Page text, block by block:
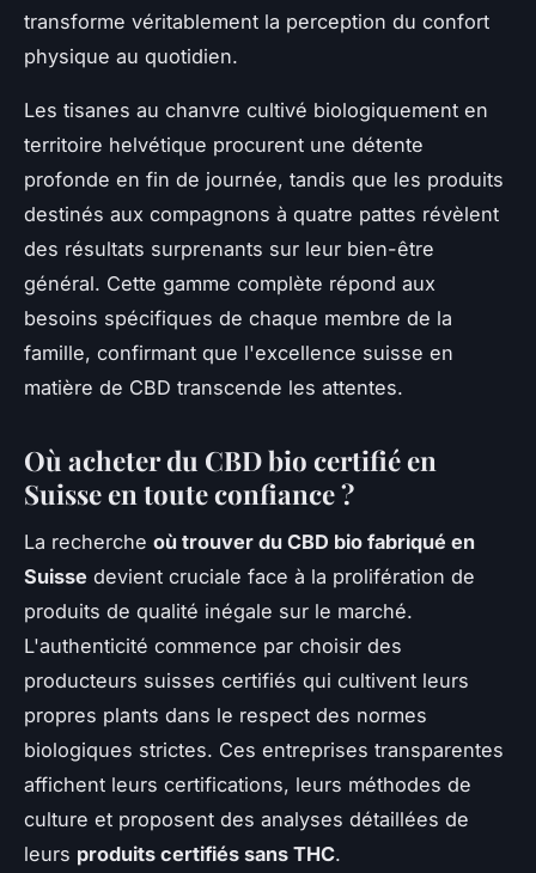
transforme véritablement la perception du confort
physique au quotidien.
Les tisanes au chanvre cultivé biologiquement en
territoire helvétique procurent une détente
profonde en fin de journée, tandis que les produits
destinés aux compagnons à quatre pattes révèlent
des résultats surprenants sur leur bien-être
général. Cette gamme complète répond aux
besoins spécifiques de chaque membre de la
famille, confirmant que l'excellence suisse en
matière de CBD transcende les attentes.
Où acheter du CBD bio certifié en
Suisse en toute confiance ?
La recherche où trouver du CBD bio fabriqué en
Suisse devient cruciale face à la prolifération de
produits de qualité inégale sur le marché.
L'authenticité commence par choisir des
producteurs suisses certifiés qui cultivent leurs
propres plants dans le respect des normes
biologiques strictes. Ces entreprises transparentes
affichent leurs certifications, leurs méthodes de
culture et proposent des analyses détaillées de
leurs produits certifiés sans THC.